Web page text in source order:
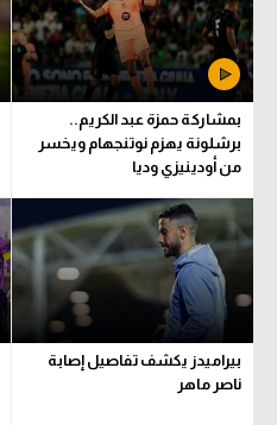
بمشاركة حمزة عبد الكريم..
برشلونة يهزم نوتنجهام ويخسر
من أودينيزي وديا
بيراميدز يكشف تفاصيل إصابة
ناصر ماهر